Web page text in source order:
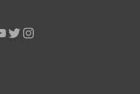
Twitter
Instagram